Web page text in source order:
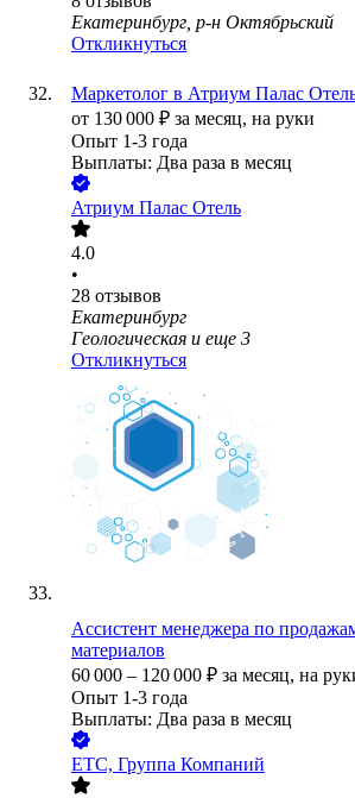
Екатеринбург, р-н Октябрьский
Откликнуться
Маркетолог в Атриум Палас
от 130 000 ₽ за месяц, на руки
Опыт 1-3 года
Выплаты: Два раза в месяц
Атриум Палас Отель
4.0
•
28 отзывов
Екатеринбург
Геологическая и еще 3
Откликнуться
Ассистент менеджера по
материалов
60 000 – 120 000 ₽ за месяц, на
Опыт 1-3 года
Выплаты: Два раза в месяц
ЕТС, Группа Компаний